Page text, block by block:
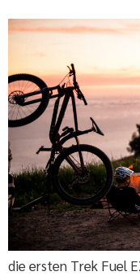
die ersten Trek Fuel